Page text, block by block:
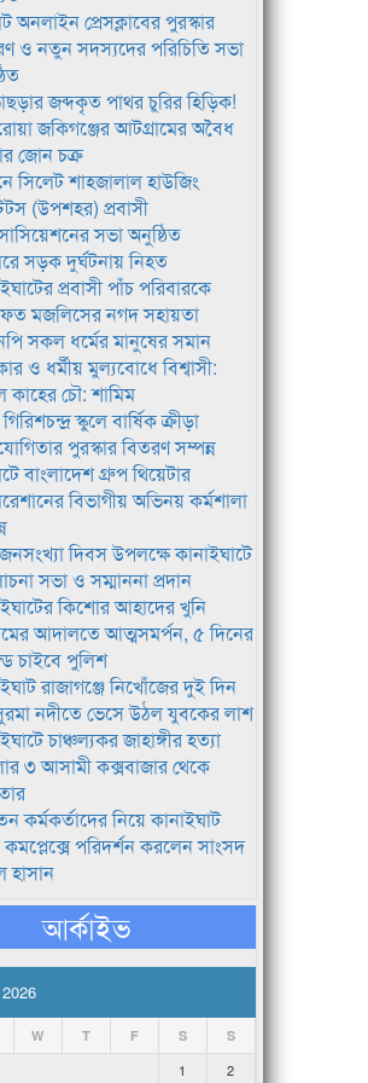
অনলাইন প্রেসক্লাবের পুরস্কার
ও নতুন সদস্যদের পরিচিতি সভা
জব্দকৃত পাথর চুরির হিড়িক!
জকিগঞ্জের আটগ্রামের অবৈধ
জোন চক্র
সিলেট শাহজালাল হাউজিং
(উপশহর) প্রবাসী
সভা অনুষ্ঠিত
সড়ক দুর্ঘটনায় নিহত
প্রবাসী পাঁচ পরিবারকে
মজলিসের নগদ সহায়তা
সকল ধর্মের মানুষের সমান
ও ধর্মীয় মুল্যবোধে বিশ্বাসী:
চৌ: শামিম
স্কুলে বার্ষিক ক্রীড়া
পুরস্কার বিতরণ সম্পন্ন
বাংলাদেশ গ্রুপ থিয়েটার
বিভাগীয় অভিনয় কর্মশালা
জনসংখ্যা দিবস উপলক্ষে কানাইঘাটে
সভা ও সম্মাননা প্রদান
কিশোর আহাদের খুনি
আদালতে আত্মসমর্পন, ৫ দিনের
চাইবে পুলিশ
রাজাগঞ্জে নিখোঁজের দুই দিন
নদীতে ভেসে উঠল যুবকের লাশ
চাঞ্চল্যকর জাহাঙ্গীর হত্যা
৩ আসামী কক্সবাজার থেকে
কর্মকর্তাদের নিয়ে কানাইঘাট
কমপ্লেক্সে পরিদর্শন করলেন সাংসদ
আর্কাইভ
W T F S S
1
2